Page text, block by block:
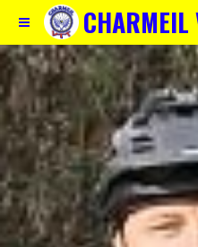
CHARMEIL